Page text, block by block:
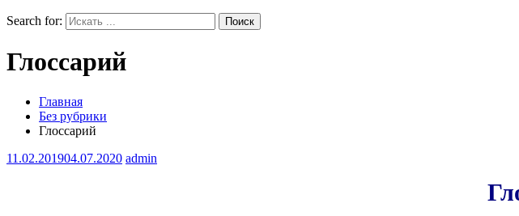
Search for:
Глоссарий
Главная
Без рубрики
Глоссарий
11.02.201904.07.2020 admin